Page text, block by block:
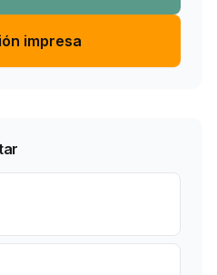
impresa